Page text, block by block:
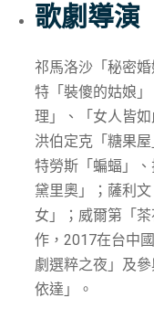
歌劇導演
祁馬洛沙「秘密
特「裝傻的姑娘
理」、「女人皆
洪伯定克「糖果
特勞斯「蝙蝠」
黛里奧」；薩利
女」；威爾第「
作，2017在台中
劇選粹之夜」及
依達」。